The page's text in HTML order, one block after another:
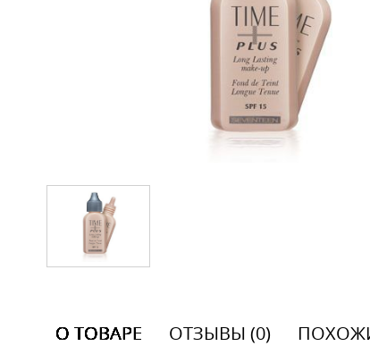
О ТОВАРЕ ОТЗЫВЫ (0)